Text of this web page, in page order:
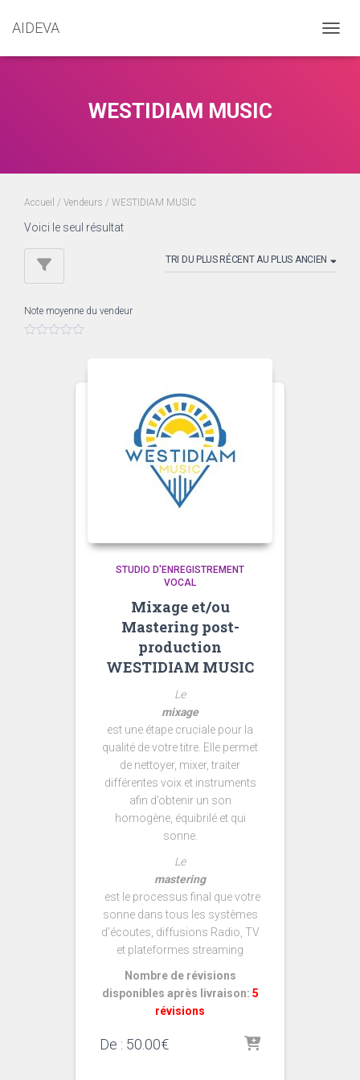
AIDEVA
WESTIDIAM MUSIC
Accueil / Vendeurs / WESTIDIAM MUSIC
Voici le seul résultat
Note moyenne du vendeur
STUDIO D'ENREGISTREMENT
VOCAL
Mixage et/ou
Mastering post-
production
WESTIDIAM MUSIC
Le
mixage
est une étape cruciale pour la
qualité de votre titre. Elle permet
de nettoyer, mixer, traiter
différentes voix et instruments
afin d’obtenir un son
homogène, équibrilé et qui
sonne.
Le
mastering
est le processus final que votre
sonne dans tous les systèmes
d’écoutes, diffusions Radio, TV
et plateformes streaming
Nombre de révisions
disponibles après livraison: 5
révisions
De : 50.00€